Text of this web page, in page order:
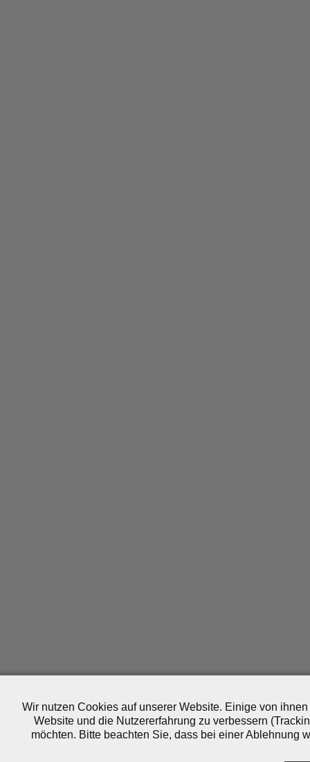
Wir nutzen Cookies auf unserer Website. Einige von
Website und die Nutzererfahrung zu verbessern
möchten. Bitte beachten Sie, dass bei einer Ablehnung